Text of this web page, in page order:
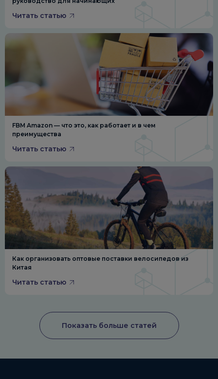
Читать статью
FBM Amazon — что это, как работает и в чем
преимущества
Читать статью
Как организовать оптовые поставки велосипедов из
Китая
Читать статью
Показать больше статей